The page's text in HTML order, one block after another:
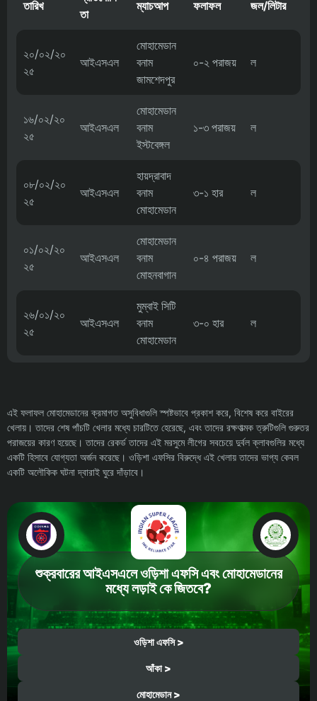
তারিখ
তা
ম্যাচআপ ফলাফল জল/লিটার
২০/০২/২০
২৫
আইএসএল
মোহামেডান
বনাম
জামশেদপুর
০-২ পরাজয় ল
১৬/০২/২০
২৫
আইএসএল
মোহামেডান
বনাম
ইস্টবেঙ্গল
১-৩ পরাজয় ল
০৮/০২/২০
২৫
আইএসএল
হায়দ্রাবাদ
বনাম
মোহামেডান
৩-১ হার ল
০১/০২/২০
২৫
আইএসএল
মোহামেডান
বনাম
মোহনবাগান
০-৪ পরাজয় ল
২৬/০১/২০
২৫
আইএসএল
মুম্বাই সিটি
বনাম
মোহামেডান
৩-০ হার ল
এই ফলাফল মোহামেডানের ক্রমাগত অসুবিধাগুলি স্পষ্টভাবে প্রকাশ করে, বিশেষ করে বাইরের
খেলায়। তাদের শেষ পাঁচটি খেলার মধ্যে চারটিতে হেরেছে, এবং তাদের রক্ষণাত্মক ত্রুটিগুলি গুরুতর
পরাজয়ের কারণ হয়েছে। তাদের রেকর্ড তাদের এই মরসুমে লীগের সবচেয়ে দুর্বল ক্লাবগুলির মধ্যে
একটি হিসাবে যোগ্যতা অর্জন করেছে। ওড়িশা এফসির বিরুদ্ধে এই খেলায় তাদের ভাগ্য কেবল
একটি অলৌকিক ঘটনা দ্বারাই ঘুরে দাঁড়াবে।
শুক্রবারের আইএসএলে ওড়িশা এফসি এবং মোহামেডানের
মধ্যে লড়াই কে জিতবে?
ওড়িশা এফসি >
আঁকা >
মোহামেডান >